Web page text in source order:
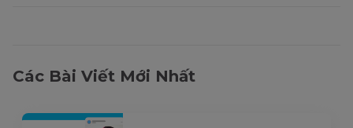
Các Bài Viết Mới Nhất